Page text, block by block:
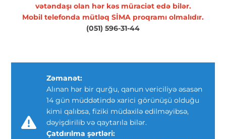
vətəndaşı olan hər kəs müraciət edə bilər.
Mobil telefonda mütləq SİMA proqramı olmalıdır.
(051) 596-31-44
Zəmanət:
Alınan hər bir qurğu, qanun vericiliyə əsasən
14 gün müddətində xarici görünüşü olduğu
kimi qalıbsa, fiziki müdaxilə edilməyibsə,
dəyişdirilib və qaytarıla bilər.
Çatdırılma şərtləri: